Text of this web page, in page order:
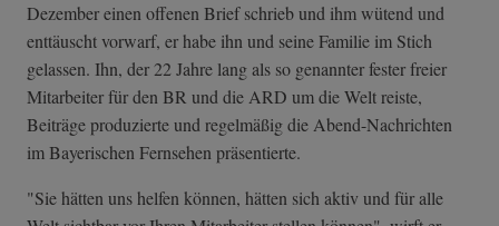
Dezember einen offenen Brief schrieb und ihm wütend und
enttäuscht vorwarf, er habe ihn und seine Familie im Stich
gelassen. Ihn, der 22 Jahre lang als so genannter fester freier
Mitarbeiter für den BR und die ARD um die Welt reiste,
Beiträge produzierte und regelmäßig die Abend-Nachrichten
im Bayerischen Fernsehen präsentierte.
"Sie hätten uns helfen können, hätten sich aktiv und für alle